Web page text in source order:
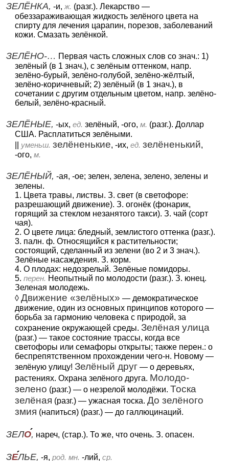
ЗЕЛЁНКА, -и, ж. (разг.). Лекарство —
обеззараживающая жидкость зелёного цвета на
спирту для лечения царапин, порезов, заболеваний
кожи. Смазать зелёнкой.
ЗЕЛЁНО-… Первая часть сложных слов со знач.: 1)
зелёный (в 1 знач.), с зелёным оттенком, напр.
зелёно-бурый, зелёно-голубой, зелёно-жёлтый,
зелёно-коричневый; 2) зелёный (в 1 знач.), в
сочетании с другим отдельным цветом, напр. зелёно-
белый, зелёно-красный.
ЗЕЛЁНЫЕ, -ых, ед. зелёный, -ого, м. (разг.). Доллар
США. Расплатиться зелёными.
уменьш. зелёненькие, -их, ед. зелёненький,
-ого, м.
ЗЕЛЁНЫЙ, -ая, -ое; зелен, зелена, зелено, зелены и
зелены.
1. Цвета травы, листвы. З. свет (в светофоре:
разрешающий движение). З. огонёк (фонарик,
горящий за стеклом незанятого такси). З. чай (сорт
чая).
2. О цвете лица: бледный, землистого оттенка (разг.).
3. палн. ф. Относящийся к растительности;
состоящий, сделанный из зелени (во 2 и 3 знач.).
Зелёные насаждения. З. корм.
4. О плодах: недозрелый. Зелёные помидоры.
5. перен. Неопытный по молодости (разг.). З. юнец.
Зеленая молодежь.
◊ Движение «зелёных» — демократическое
движение, один из основных принципов которого —
борьба за гармонию человека с природой, за
сохранение окружающей среды. Зелёная улица
(разг.) — такое состояние трассы, когда все
светофоры или семафоры открыты; также перен.: о
беспрепятственном прохождении чего-н. Новому —
зелёную улицу! Зелёный друг — о деревьях,
растениях. Охрана зелёного друга. Молодо-
зелено (разг.) — о незрелой молодёжи. Тоска
зелёная (разг.) — ужасная тоска. До зелёного
змия (напиться) (разг.) — до галлюцинаций.
ЗЕЛО, нареч, (стар.). То же, что очень. З. опасен.
ЗЕЛЬЕ, -я, род. мн. -лий, ср.